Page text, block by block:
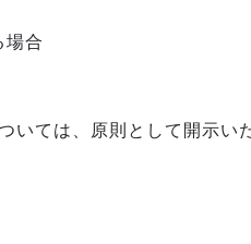
場合
ては、原則として開示い